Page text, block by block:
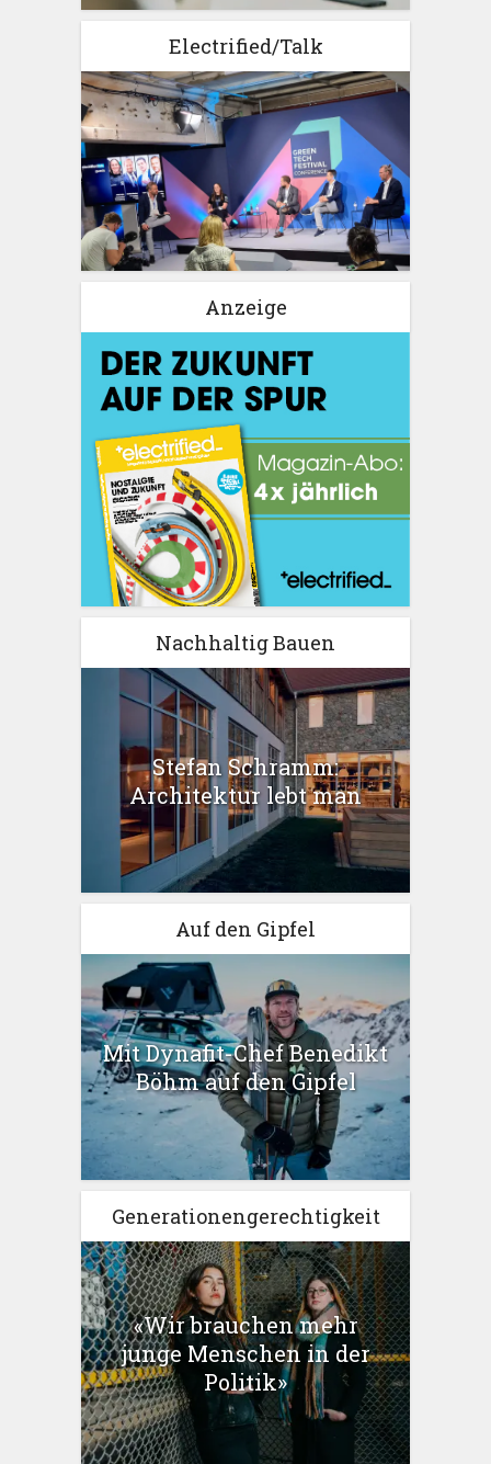
Electrified/Talk
Anzeige
Nachhaltig Bauen
Stefan Schramm:
Architektur lebt man
Auf den Gipfel
Mit Dynafit-Chef Benedikt
Böhm auf den Gipfel
Generationengerechtigkeit
«Wir brauchen mehr
junge Menschen in der
Politik»